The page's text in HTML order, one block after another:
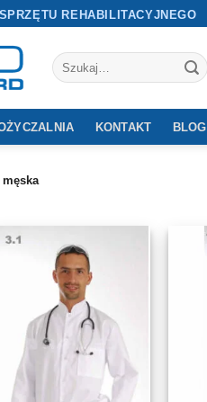
REHABILITACYJNEGO
Szukaj:
KONTAKT BLOG